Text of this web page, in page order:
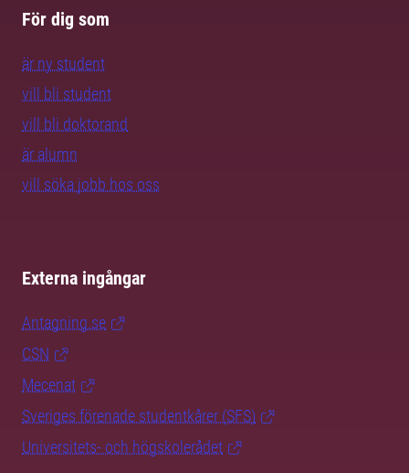
För dig som
är ny student
vill bli student
vill bli doktorand
är alumn
vill söka jobb hos oss
Externa ingångar
Antagning.se
CSN
Mecenat
Sveriges förenade studentkårer (SFS)
Universitets- och högskolerådet